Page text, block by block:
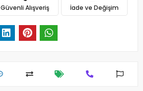
Güvenli Alışveriş İade ve Değişim